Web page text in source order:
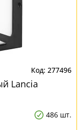
277496
Lancia
486 шт.